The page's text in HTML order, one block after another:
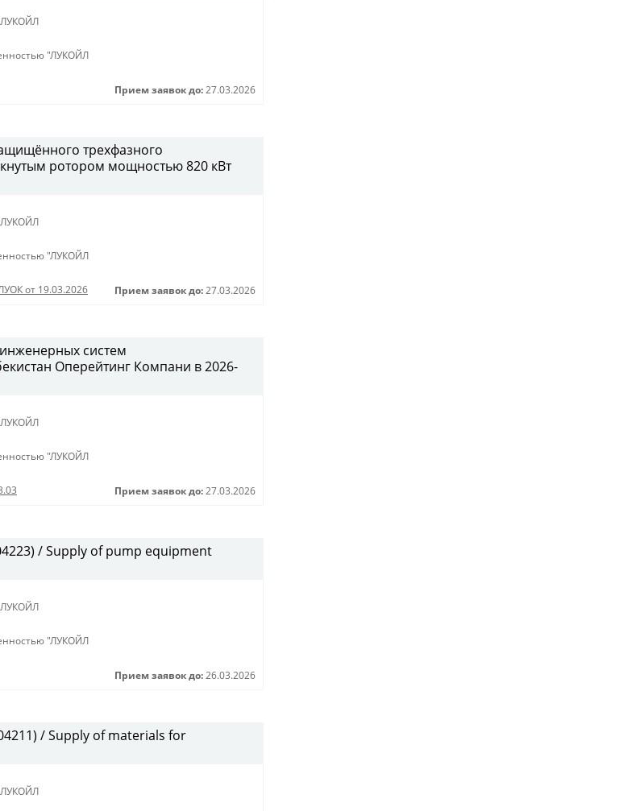
"ЛУКОЙЛ
Прием заявок до: 27.03.2026
трехфазного
ротором мощностью 820 кВт
"ЛУКОЙЛ
от 19.03.2026 Прием заявок до: 27.03.2026
систем
Оперейтинг Компани в 2026-
"ЛУКОЙЛ
Прием заявок до: 27.03.2026
/ Supply of pump equipment
"ЛУКОЙЛ
Прием заявок до: 26.03.2026
/ Supply of materials for